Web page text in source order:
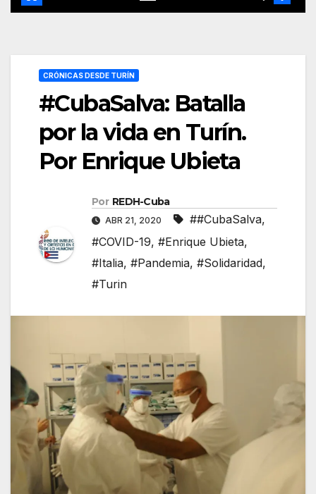
CRÓNICAS DESDE TURÍN
#CubaSalva: Batalla
por la vida en Turín.
Por Enrique Ubieta
Por REDH-Cuba
ABR 21, 2020 ##CubaSalva,
#COVID-19, #Enrique Ubieta,
#Italia, #Pandemia, #Solidaridad,
#Turin